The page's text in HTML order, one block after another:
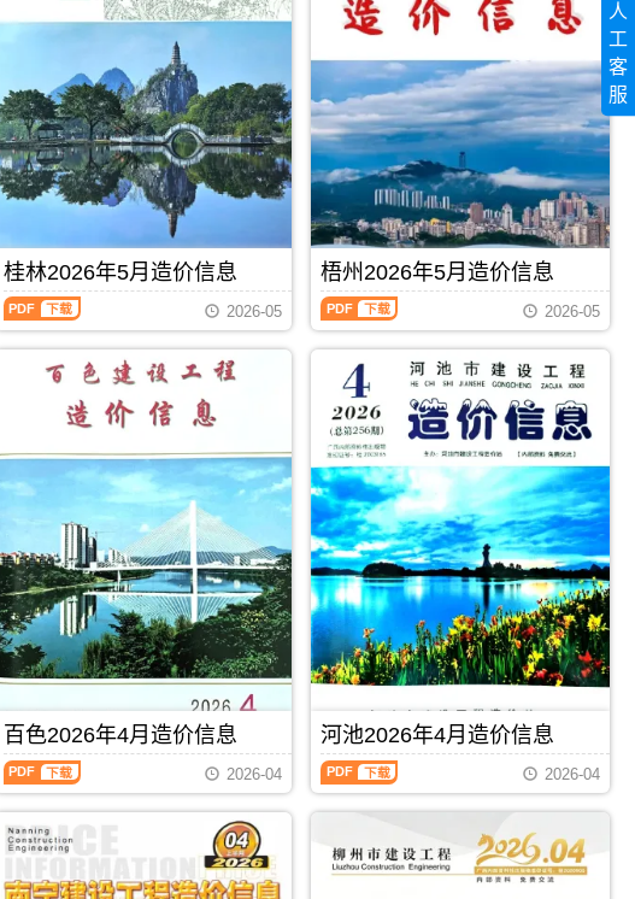
用
城
港
工
程
招
标
价
编
制
建
设
工
程
造
价
方
发
布，
贺
期
刊
册，
梧
州
市
造
价
信
息
期
刊
PDF
信
布，
用
于
防
城
程
设
计
概
算
编
城
参
考
价，
防
城
港
市
信
息
期
PDF
用
于
百
色
工
程
招
标
控
制
价
编
制，
属
于
市
建
材
价
格
汇
编，
百
色
市
造
价
信
息
刊
PDF
价
宁
建
设
工
程
造
信
息）
期
刊，
由
南
造
信
息
发
布，
南
宁
建
设
工
造
价
信
息
从
年
月
PDF 下载
（柳
建
工
程
造
价
信
期
刊，
由
柳
州
市
建
价
信
息
网
发
布，
用
于
柳
州
工
程
投
资
编
制，
属
于
市
建
下载
桂林2026年5月造价信息
桂
林
信
息
设
工
程
造
价
息）
期
刊，
由
桂
林
市
建
设
价
PDF 下载
2026-05
梧州2026年5月造价信息
梧
州
造
价
信
息
（梧
州
建
设
工
程
造
价
信
息）
刊，
由
梧
州
市
设
造
PDF 下载
2026-05
百色2026年4月造价信息
百
色
年
4
造
2026-04
河池2026年4月造价信息
河
池
月
2026-04
人
工
客
服